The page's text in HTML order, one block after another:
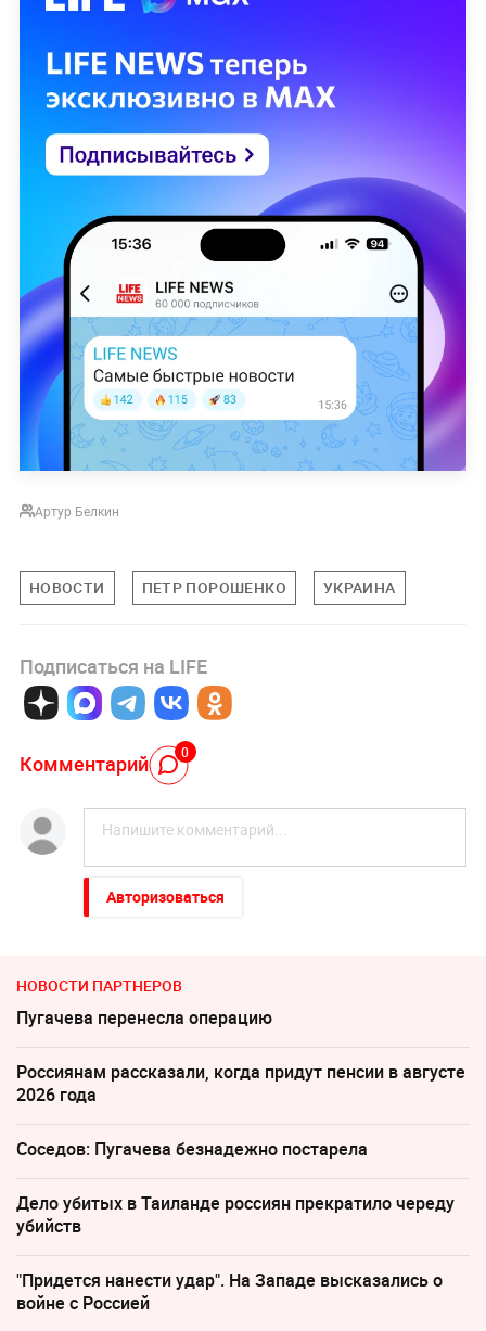
Артур Белкин
НОВОСТИ ПЕТР ПОРОШЕНКО УКРАИНА
Подписаться на LIFE
Комментарий 0
Авторизоваться
НОВОСТИ ПАРТНЕРОВ
Пугачева перенесла операцию
Россиянам рассказали, когда придут пенсии в августе
2026 года
Соседов: Пугачева безнадежно постарела
Дело убитых в Таиланде россиян прекратило череду
убийств
"Придется нанести удар". На Западе высказались о
войне с Россией